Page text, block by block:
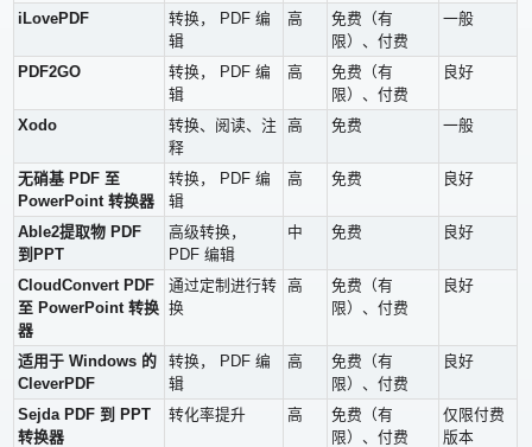
iLovePDF
转换， PDF 编
辑
高
免费（有
限）、付费
一般
PDF2GO
转换， PDF 编
辑
高
免费（有
限）、付费
良好
Xodo
转换、阅读、注
释
高 免费 一般
无硝基 PDF 至
PowerPoint 转换器
转换， PDF 编
辑
高 免费 良好
Able2提取物 PDF
到PPT
高级转换，
PDF 编辑
中 免费 良好
CloudConvert PDF
至 PowerPoint 转换
器
通过定制进行转
换
高
免费（有
限）、付费
良好
适用于 Windows 的
CleverPDF
转换， PDF 编
辑
高
免费（有
限）、付费
良好
Sejda PDF 到 PPT
转换器
转化率提升 高
免费（有
限）、付费
仅限付费
版本